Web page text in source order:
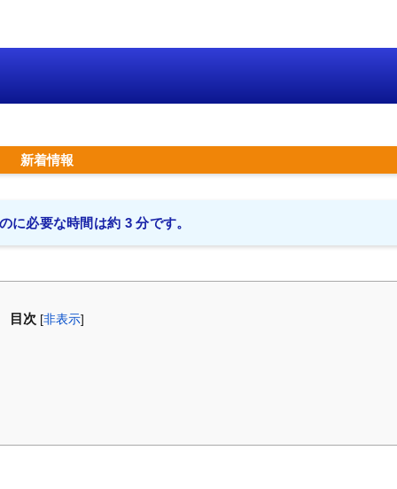
新着情報
に必要な時間は約 3 分です。
目次 [非表示]